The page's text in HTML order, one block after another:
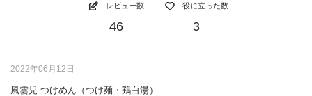
レビュー数
46
役に立った数
3
2022年06月12日
風雲児 つけめん（つけ麺・鶏白湯）